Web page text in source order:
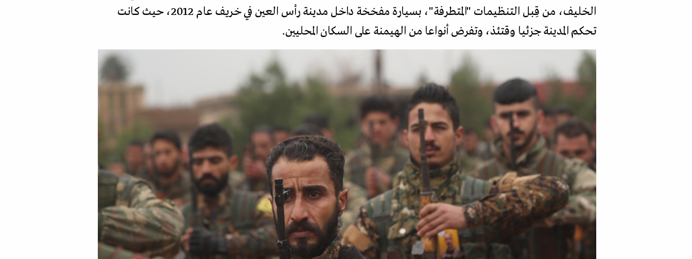
الخليف، من قِبل التنظيمات "المتطرفة"، بسيارة مفخخة داخل مدينة رأس العين في خريف عام 2012، حيث كانت
تحكم المدينة جزئيا وقتئذ، وتفرض أنواعا من الهيمنة على السكان المحليين.